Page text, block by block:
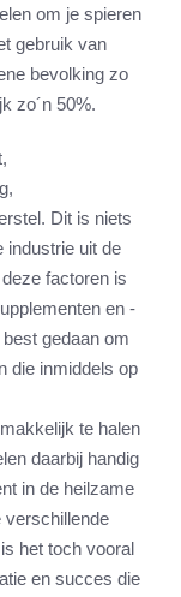
om je spieren
gebruik van
bevolking zo
zo´n 50%.
Dit is niets
industrie uit de
factoren is
en -
gedaan om
die inmiddels op
te halen
daarbij handig
in de heilzame
verschillende
het toch vooral
en succes die